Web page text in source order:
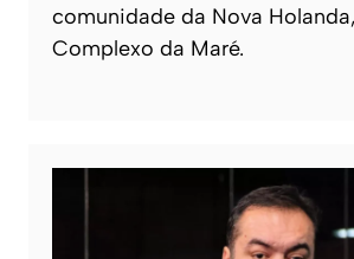
comunidade da Nova
Complexo da Maré.